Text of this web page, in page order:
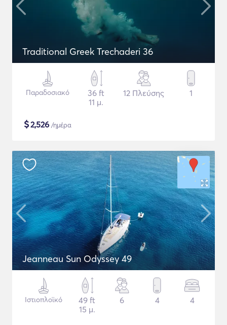
Traditional Greek Trechaderi 36
Παραδοσιακό
36 ft
11 μ.
12 Πλεύσης 1
$2,526 /ημέρα
Jeanneau Sun Odyssey 49
Ιστιοπλοϊκό
49 ft
15 μ.
6 4 4